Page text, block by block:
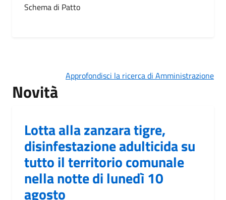
Schema di Patto
Approfondisci la ricerca di Amministrazione
Novità
Lotta alla zanzara tigre,
disinfestazione adulticida su
tutto il territorio comunale
nella notte di lunedì 10
agosto